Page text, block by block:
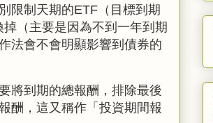
限制天期的ETF（目標到期
掉（主要是因為不到一年到期
法會不會明顯影響到債券的
將到期的總報酬，排除最後
酬，這又稱作「投資期間報